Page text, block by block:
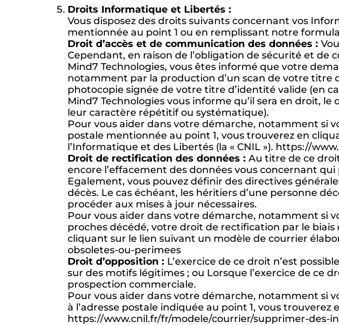
Droits Informatique et Libertés :
Vous disposez des droits suivants concernant vos
mentionnée au point 1 ou en remplissant notre
Droit d’accès et de communication des données :
Cependant, en raison de l’obligation de sécurité et
Mind7 Technologies, vous êtes informé que votre
notamment par la production d’un scan de votre titre
photocopie signée de votre titre d’identité valide (en
Mind7 Technologies vous informe qu’il sera en droit,
leur caractère répétitif ou systématique).
Pour vous aider dans votre démarche, notamment si
postale mentionnée au point 1, vous trouverez en
l’Informatique et des Libertés (la « CNIL »). https://
Droit de rectification des données : Au titre de ce
encore l’effacement des données vous concernant
Egalement, vous pouvez définir des directives
décès. Le cas échéant, les héritiers d’une personne
procéder aux mises à jour nécessaires.
Pour vous aider dans votre démarche, notamment si
proches décédé, votre droit de rectification par le biais
cliquant sur le lien suivant un modèle de courrier
obsoletes-ou-perimees
Droit d’opposition : L’exercice de ce droit n’est
sur des motifs légitimes ; ou Lorsque l’exercice de ce
prospection commerciale.
Pour vous aider dans votre démarche, notamment si
à l’adresse postale indiquée au point 1, vous
https://www.cnil.fr/fr/modele/courrier/supprimer-des-